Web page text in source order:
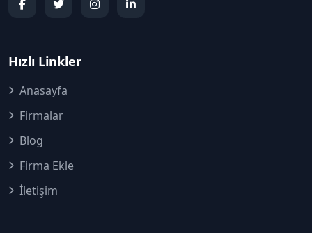
Hızlı Linkler
Anasayfa
Firmalar
Blog
Firma Ekle
İletişim